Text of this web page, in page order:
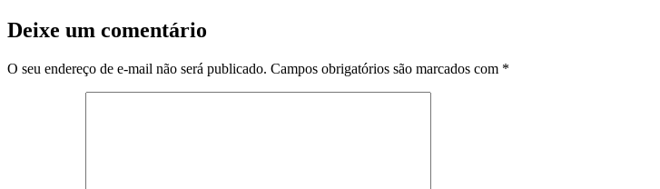
Deixe um comentário
O seu endereço de e-mail não será publicado. Campos obrigatórios são marcados com *